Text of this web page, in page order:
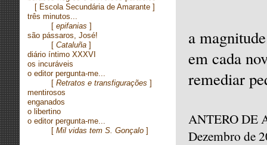
[ Escola Secundária de Amarante ]
três minutos...
[ epifanias ]
são pássaros, José!
[ Cataluña ]
diário íntimo XXXVI
os incuráveis
o editor pergunta-me...
[ Retratos e transfigurações ]
mentirosos
enganados
o libertino
o editor pergunta-me...
[ Mil vidas tem S. Gonçalo ]
a
em cada
remediar
ANTERO DE
Dezembro de